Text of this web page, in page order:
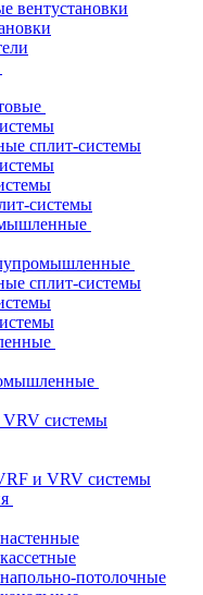
вентустановки
сплит-системы
системы
сплит-системы
системы
и VRV системы
потолочные